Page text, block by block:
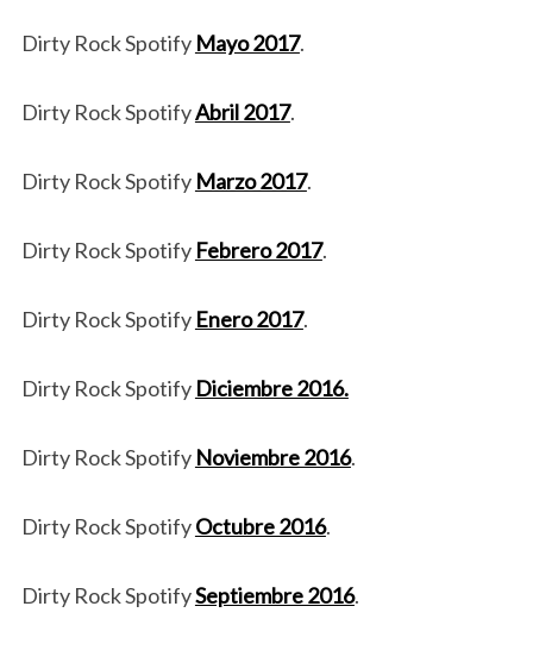
Dirty Rock Spotify Mayo 2017.
Dirty Rock SpotifyAbril 2017.
Dirty Rock Spotify Marzo 2017.
Dirty Rock Spotify Febrero 2017.
Dirty Rock Spotify Enero 2017.
Dirty Rock Spotify Diciembre 2016.
Dirty Rock Spotify Noviembre 2016.
Dirty Rock SpotifyOctubre 2016.
Dirty Rock SpotifySeptiembre 2016.